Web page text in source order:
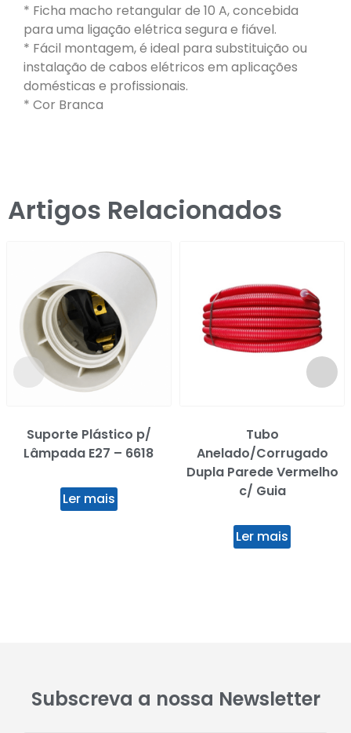
* Ficha macho retangular de 10 A, concebida
para uma ligação elétrica segura e fiável.
* Fácil montagem, é ideal para substituição ou
instalação de cabos elétricos em aplicações
domésticas e profissionais.
* Cor Branca
Artigos Relacionados
Suporte Plástico p/
Lâmpada E27 – 6618
Ler mais
Tubo
Anelado/Corrugado
Dupla Parede Vermelho
c/ Guia
Ler mais
Subscreva a nossa Newsletter